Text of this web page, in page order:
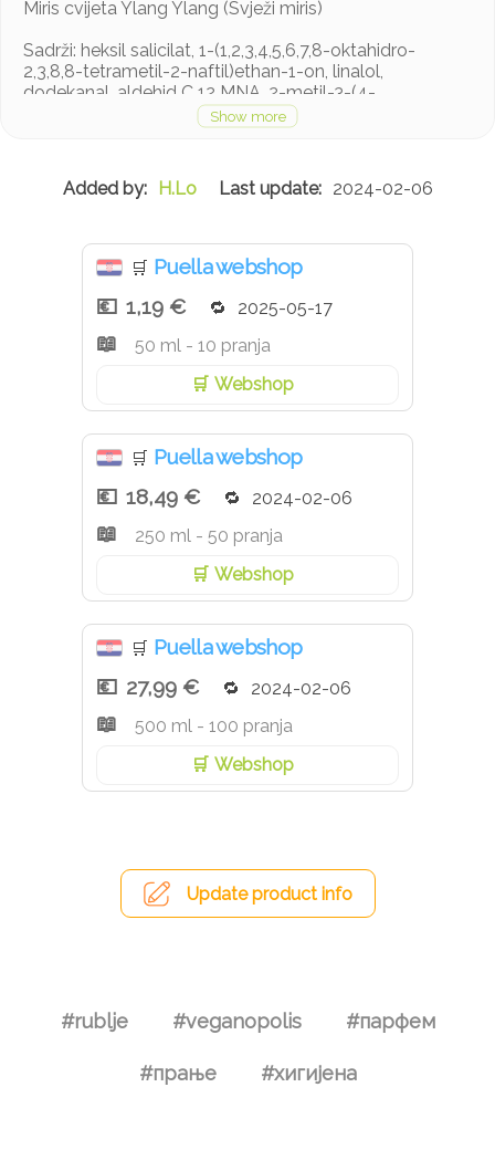
Miris cvijeta Ylang Ylang (Svježi miris)
Sadrži: heksil salicilat, 1-(1,2,3,4,5,6,7,8-oktahidro-
2,3,8,8-tetrametil-2-naftil)ethan-1-on, linalol,
dodekanal, aldehid C 12 MNA, 2-metil-3-(4-
izopropilfenil)propanal, eugenol, kumarin, heptametil
dekahidroindenofuran, citral, 2,4-dimetilcikloheks-3-en-
metil cinamat, geranil acetat, isoeugenol, δ-
damascenon
H.Lo 2024-02-06
🛒 Puella webshop
1,19 €
2025-05-17
50 ml - 10 pranja
Webshop
🛒 Puella webshop
18,49 €
2024-02-06
250 ml - 50 pranja
Webshop
🛒 Puella webshop
27,99 €
2024-02-06
500 ml - 100 pranja
Webshop
Update product info
#rublje #veganopolis #парфем
#прање #хигијена